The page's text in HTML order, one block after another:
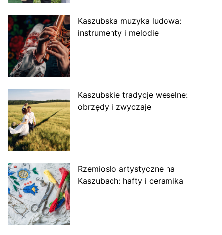
Kaszubska muzyka ludowa:
instrumenty i melodie
Kaszubskie tradycje weselne:
obrzędy i zwyczaje
Rzemiosło artystyczne na
Kaszubach: hafty i ceramika